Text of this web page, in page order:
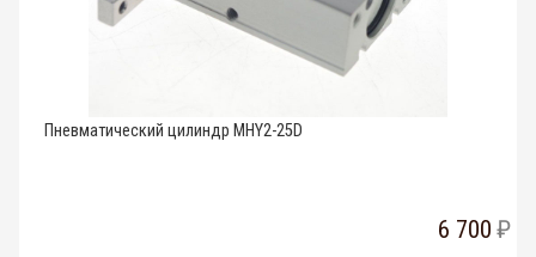
Пневматический цилиндр MHY2-25D
6 700